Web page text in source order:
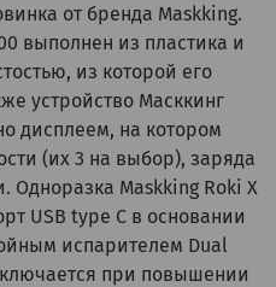
от бренда Maskking.
выполнен из пластика и
из которой его
устройство Масккинг
дисплеем, на котором
(их 3 на выбор), заряда
Одноразка Maskking Roki X
USB type C в основании
испарителем Dual
при повышении